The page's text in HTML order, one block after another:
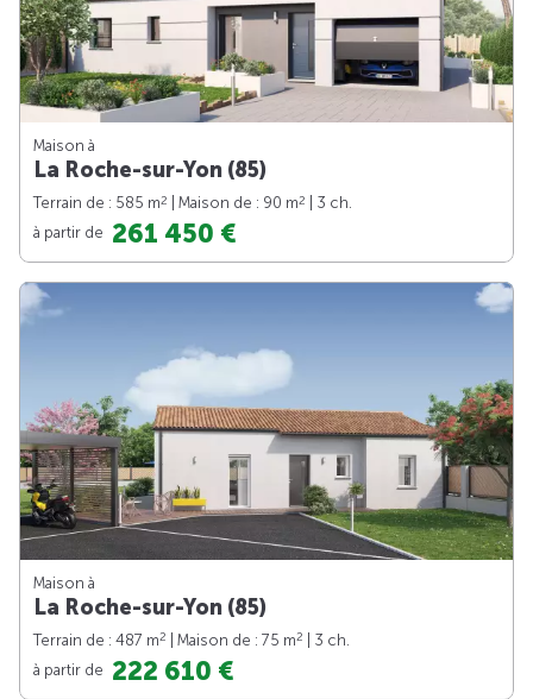
Maison à
La Roche-sur-Yon (85)
Terrain de : 585 m2 | Maison de : 90 m2
| 3 ch.
à partir de 261 450 €
Maison à
La Roche-sur-Yon (85)
Terrain de : 487 m2 | Maison de : 75 m2
| 3 ch.
à partir de 222 610 €